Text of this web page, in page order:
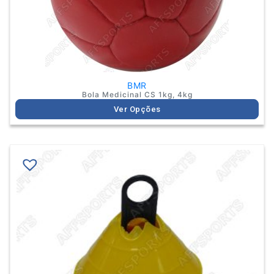
BMR
Bola Medicinal CS 1kg, 4kg
Ver Opções
product
page